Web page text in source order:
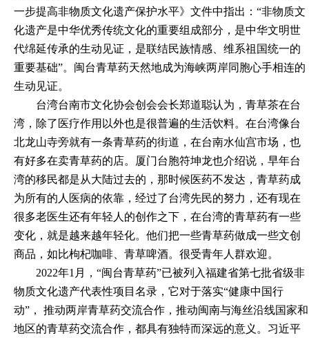
一步提高非物质文化遗产保护水平》文件中指出： “非物质文
化遗产是中华优秀传统文化的重要组成部分，是中华文明世
代绵延传承的生动见证，是联结民族情感、维系祖国统一的
重要基础”。闽台青草药天然地成为海峡两岸同胞心手相连的
生动见证。
台湾台南市文化协会创会会长郑道聪认为，青草茶在台
湾，除了医疗作用以外也是很普遍的生活饮料。在台湾像台
北龙山寺旁就有一条青草药的街道，在台南水仙宫市场，也
有好多在卖青草药的店。厦门台胞符坤龙也介绍说，早年台
湾的移民都是从大陆过去的，那时候医药不发达，青草药成
为所有的人医病的依靠，经过了台湾先民的努力，还有现在
很多老医生还有年轻人的创作之下，在台湾的青草药有一些
变化，就是越来越年轻化。他们把一些青草药做成一些文创
商品，如比枸杞咖啡、青草啤酒。很受青年人群欢迎。
2022年1月，“闽台青草药”已被列入福建省第七批省级非
物质文化遗产代表性项目名录，它对于落实“健康中国行
动”， 推动两岸青草药交流合作，推动闽南与海丝沿线国家和
地区的青草药交流合作，都具有独特而深远的意义。习近平